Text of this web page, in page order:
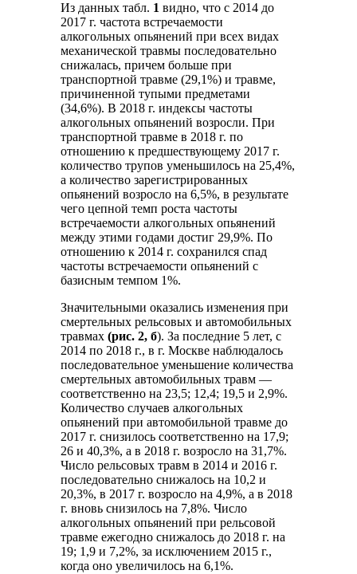
Из данных табл. 1 видно, что с 2014 до
2017 г. частота встречаемости
алкогольных опьянений при всех видах
механической травмы последовательно
снижалась, причем больше при
транспортной травме (29,1%) и травме,
причиненной тупыми предметами
(34,6%). В 2018 г. индексы частоты
алкогольных опьянений возросли. При
транспортной травме в 2018 г. по
отношению к предшествующему 2017 г.
количество трупов уменьшилось на 25,4%,
а количество зарегистрированных
опьянений возросло на 6,5%, в результате
чего цепной темп роста частоты
встречаемости алкогольных опьянений
между этими годами достиг 29,9%. По
отношению к 2014 г. сохранился спад
частоты встречаемости опьянений с
базисным темпом 1%.
Значительными оказались изменения при
смертельных рельсовых и автомобильных
травмах(рис. 2, б). За последние 5 лет, с
2014 по 2018 г., в г. Москве наблюдалось
последовательное уменьшение количества
смертельных автомобильных травм —
соответственно на 23,5; 12,4; 19,5 и 2,9%.
Количество случаев алкогольных
опьянений при автомобильной травме до
2017 г. снизилось соответственно на 17,9;
26 и 40,3%, а в 2018 г. возросло на 31,7%.
Число рельсовых травм в 2014 и 2016 г.
последовательно снижалось на 10,2 и
20,3%, в 2017 г. возросло на 4,9%, а в 2018
г. вновь снизилось на 7,8%. Число
алкогольных опьянений при рельсовой
травме ежегодно снижалось до 2018 г. на
19; 1,9 и 7,2%, за исключением 2015 г.,
когда оно увеличилось на 6,1%.